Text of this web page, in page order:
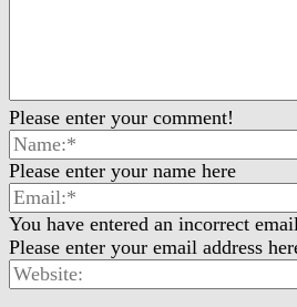
Please enter your comment!
Please enter your name here
You have entered an incorrect
Please enter your email address